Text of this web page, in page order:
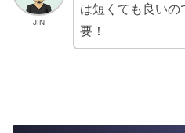
JIN
は短くても良い
要！